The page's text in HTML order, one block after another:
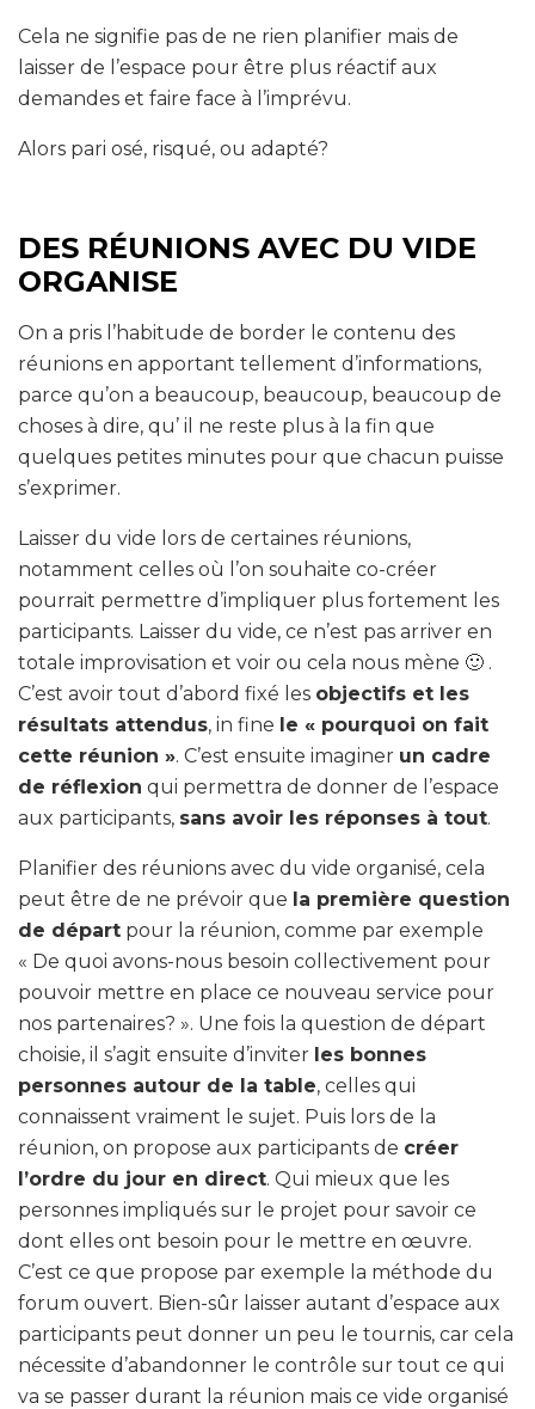
Cela ne signifie pas de ne rien planifier mais de
laisser de l’espace pour être plus réactif aux
demandes et faire face à l’imprévu.
Alors pari osé, risqué, ou adapté?
DES RÉUNIONS AVEC DU VIDE
ORGANISE
On a pris l’habitude de border le contenu des
réunions en apportant tellement d’informations,
parce qu’on a beaucoup, beaucoup, beaucoup de
choses à dire, qu’ il ne reste plus à la fin que
quelques petites minutes pour que chacun puisse
s’exprimer.
Laisser du vide lors de certaines réunions,
notamment celles où l’on souhaite co-créer
pourrait permettre d’impliquer plus fortement les
participants. Laisser du vide, ce n’est pas arriver en
totale improvisation et voir ou cela nous mène 🙂 .
C’est avoir tout d’abord fixé les objectifs et les
résultats attendus, in fine le « pourquoi on fait
cette réunion ». C’est ensuite imaginer un cadre
de réflexion qui permettra de donner de l’espace
aux participants, sans avoir les réponses à tout.
Planifier des réunions avec du vide organisé, cela
peut être de ne prévoir que la première question
de départ pour la réunion, comme par exemple
« De quoi avons-nous besoin collectivement pour
pouvoir mettre en place ce nouveau service pour
nos partenaires? ». Une fois la question de départ
choisie, il s’agit ensuite d’inviter les bonnes
personnes autour de la table, celles qui
connaissent vraiment le sujet. Puis lors de la
réunion, on propose aux participants de créer
l’ordre du jour en direct. Qui mieux que les
personnes impliqués sur le projet pour savoir ce
dont elles ont besoin pour le mettre en œuvre.
C’est ce que propose par exemple la méthode du
forum ouvert. Bien-sûr laisser autant d’espace aux
participants peut donner un peu le tournis, car cela
nécessite d’abandonner le contrôle sur tout ce qui
va se passer durant la réunion mais ce vide organisé